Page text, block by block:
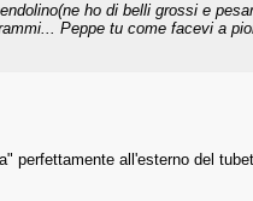
ho di belli grossi e
Peppe tu come facevi a
perfettamente all'esterno del